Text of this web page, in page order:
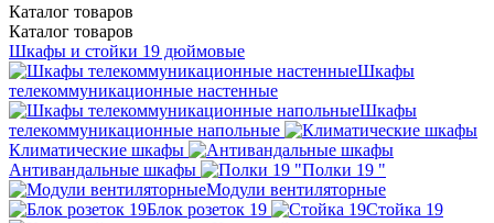
Каталог товаров
Каталог товаров
Шкафы и стойки 19 дюймовые
Шкафы
телекоммуникационные настенные
Шкафы
телекоммуникационные напольные
Климатические шкафы
Антивандальные шкафы
Полки 19 "
Модули вентиляторные
Блок розеток 19
Стойка 19